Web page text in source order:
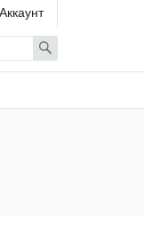
Аккаунт
Search